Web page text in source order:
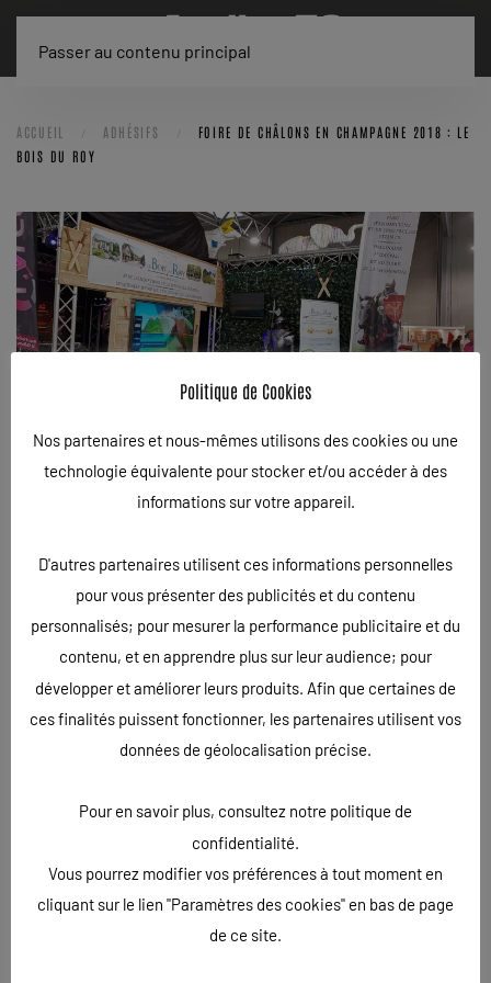
Passer au contenu principal
ACCUEIL ADHÉSIFS
FOIRE DE CHÂLONS EN CHAMPAGNE 2018 : LE
BOIS DU ROY
FOIRE DE CHÂLONS EN
CHAMPAGNE 2018 : LE BOIS DU
ROY
. PUBLIÉ DANS ADHÉSIFS HAUTE-MARNE
Le Bois du Roy, futur parc d’animation à thème médiéval,
expose à la foire de Châlons-en-Champagne. L’Atelier 52 a
sticker, bâche, comptoir, oriflamme, flyers, … toute la
panoplie pour faire un bon stand a été créée et imprimée
par notre équipe.
Politique de Cookies
Nos partenaires et nous-mêmes utilisons des cookies ou une
technologie équivalente pour stocker et/ou accéder à des
informations sur votre appareil.
D'autres partenaires utilisent ces informations personnelles
pour vous présenter des publicités et du contenu
personnalisés; pour mesurer la performance publicitaire et du
contenu, et en apprendre plus sur leur audience; pour
développer et améliorer leurs produits. Afin que certaines de
ces finalités puissent fonctionner, les partenaires utilisent vos
données de géolocalisation précise.
Pour en savoir plus, consultez notre politique de
confidentialité.
Vous pourrez modifier vos préférences à tout moment en
cliquant sur le lien "Paramètres des cookies" en bas de page
de ce site.